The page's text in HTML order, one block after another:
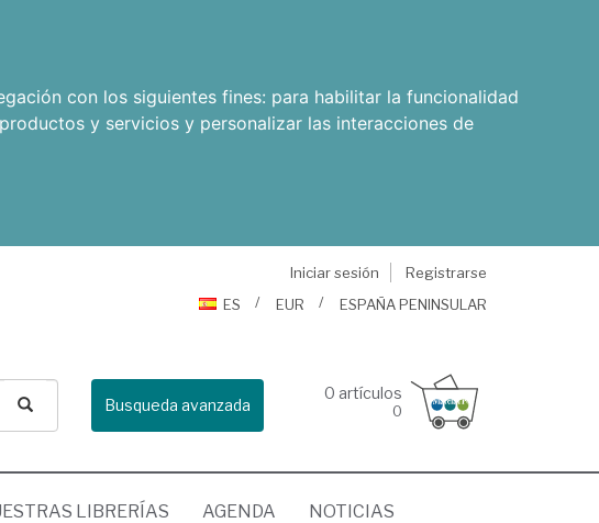
con los siguientes fines: para habilitar la funcionalidad
y servicios y personalizar las interacciones de
Iniciar sesión
Registrarse
ES
EUR ESPAÑA PENINSULAR
Busqueda avanzada
0 artículos
0
LIBRERÍAS AGENDA NOTICIAS